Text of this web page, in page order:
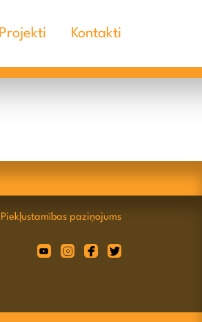
Projekti Kontakti
Piekļustamības paziņojums